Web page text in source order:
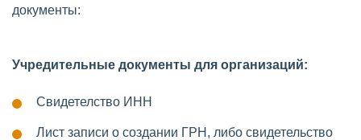
документы:
Учредительные документы для организаций:
Свидетелство ИНН
Лист записи о создании ГРН, либо свидетельство